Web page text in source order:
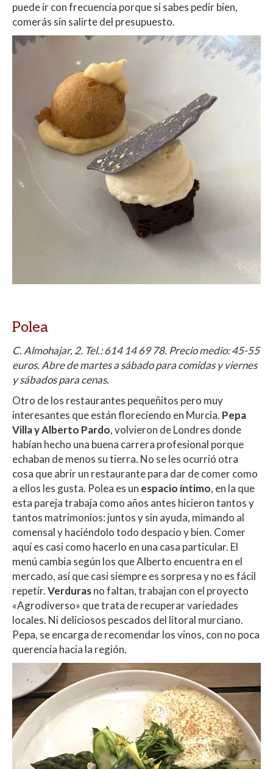
puede ir con frecuencia porque si sabes pedir bien,
comerás sin salirte del presupuesto.
Polea
C. Almohajar, 2. Tel.:614 14 69 78. Precio medio: 45-55
euros. Abre de martes a sábado para comidas y viernes
y sábados para cenas.
Otro de los restaurantes pequeñitos pero muy
interesantes que están floreciendo en Murcia. Pepa
Villa y Alberto Pardo, volvieron de Londres donde
habían hecho una buena carrera profesional porque
echaban de menos su tierra. No se les ocurrió otra
cosa que abrir un restaurante para dar de comer como
a ellos les gusta. Polea es un espacio íntimo, en la que
esta pareja trabaja como años antes hicieron tantos y
tantos matrimonios: juntos y sin ayuda, mimando al
comensal y haciéndolo todo despacio y bien. Comer
aquí es casi como hacerlo en una casa particular. El
menú cambia según los que Alberto encuentra en el
mercado, así que casi siempre es sorpresa y no es fácil
repetir.Verdurasno faltan, trabajan con el proyecto
«Agrodiverso» que trata de recuperar variedades
locales. Ni deliciosos pescados del litoral murciano.
Pepa, se encarga de recomendar los vinos, con no poca
querencia hacia la región.